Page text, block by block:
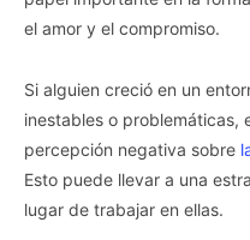
el amor y el compromiso.
Si alguien creció en un
inestables o problemáticas,
percepción negativa sobre
Esto puede llevar a una
lugar de trabajar en ellas.